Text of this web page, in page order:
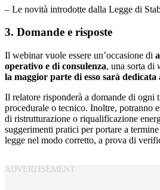
– Le novità introdotte dalla Legge di
3. Domande e risposte
Il webinar vuole essere un’occasione di
operativo e di consulenza, una sorta di
la maggior parte di esso sarà
Il relatore risponderà a domande di ogni
procedurale o tecnico. Inoltre, potranno
di ristrutturazione o riqualificazione
suggerimenti pratici per portare a
legge nel modo corretto, a prova di